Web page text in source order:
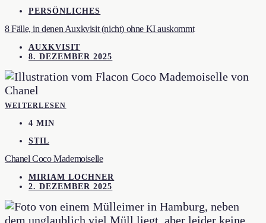
PERSÖNLICHES
8 Fälle, in denen Auxkvisit (nicht) ohne KI auskommt
AUXKVISIT
8. DEZEMBER 2025
WEITERLESEN
4 MIN
STIL
Chanel Coco Mademoiselle
MIRIAM LOCHNER
2. DEZEMBER 2025